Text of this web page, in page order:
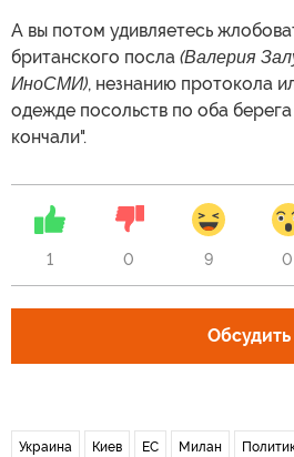
А вы потом удивляетесь
британского посла (Валерия
ИноСМИ), незнанию протокола
одежде посольств по оба
кончали".
1 0 9 0
Обсудить
Украина Киев ЕС Милан